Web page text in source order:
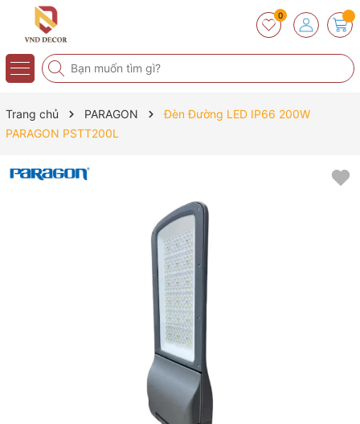
0
Trang chủ PARAGON
Đèn Đường LED IP66 200W
PARAGON PSTT200L